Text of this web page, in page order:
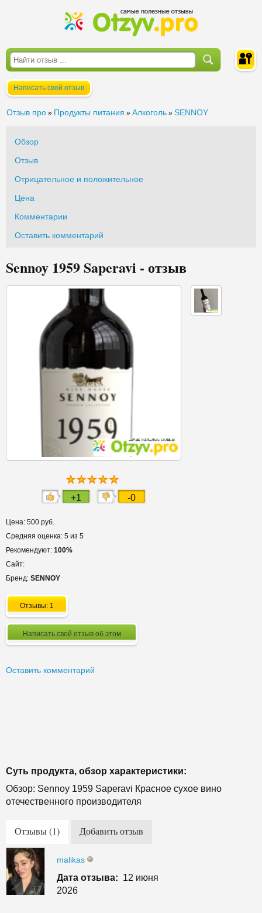
Написать свой отзыв
Отзыв про » Продукты питания » Алкоголь » SENNOY
Обзор
Отзыв
Отрицательное и положительное
Цена
Комментарии
Оставить комментарий
Sennoy 1959 Saperavi - отзыв
+1 -0
Цена: 500 руб.
Средняя оценка: 5 из 5
Рекомендуют: 100%
Сайт:
Бренд: SENNOY
Отзывы: 1
Написать свой отзыв об этом
Оставить комментарий
Суть продукта, обзор характеристики:
Обзор: Sennoy 1959 Saperavi Красное сухое вино
отечественного производителя
Отзывы (1) Добавить отзыв
malikas
Дата отзыва: 12 июня
2026